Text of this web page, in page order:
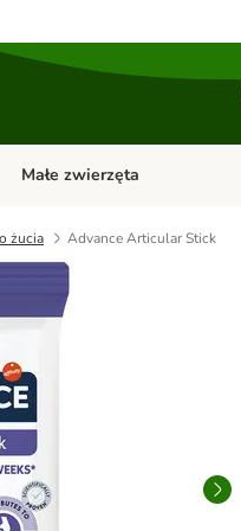
Psy
Otwórz menu kategorii: Koty
Małe zwierzęta
żucia Advance Articular Stick